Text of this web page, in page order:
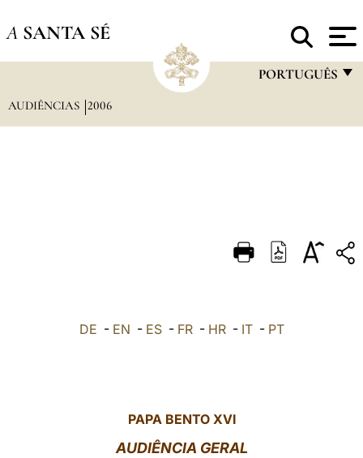
A SANTA SÉ
PORTUGUÊS
DEUTSCH
العربيّة
AUDIÊNCIAS 2006
DE - EN - ES- FR- HR- IT- PT
PAPA BENTO XVI
AUDIÊNCIA GERAL